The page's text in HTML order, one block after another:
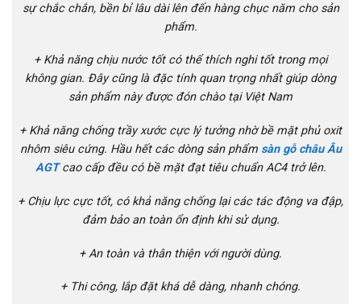
sự chắc chắn, bền bỉ lâu dài lên đến hàng chục năm cho sản
phẩm.
+ Khả năng chịu nước tốt có thể thích nghi tốt trong mọi
không gian. Đây cũng là đặc tính quan trọng nhất giúp dòng
sản phẩm này được đón chào tại Việt Nam
+ Khả năng chống trầy xước cực lý tưởng nhờ bề mặt phủ oxit
nhôm siêu cứng. Hầu hết các dòng sản phẩm sàn gỗ châu Âu
AGTcao cấp đều có bề mặt đạt tiêu chuẩn AC4 trở lên.
+ Chịu lực cực tốt, có khả năng chống lại các tác động va đập,
đảm bảo an toàn ổn định khi sử dụng.
+ An toàn và thân thiện với người dùng.
+ Thi công, lắp đặt khá dễ dàng, nhanh chóng.